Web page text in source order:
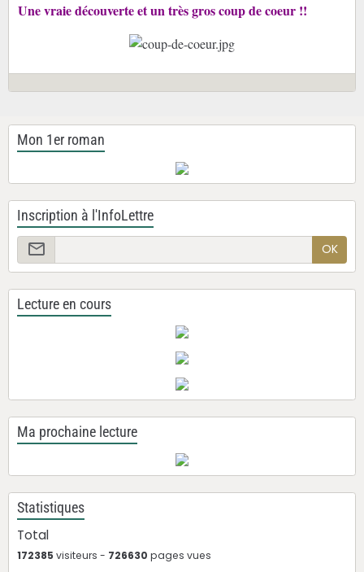
Une vraie découverte et un très gros coup de coeur !!
Mon 1er roman
Inscription à l'InfoLettre
OK
Lecture en cours
Ma prochaine lecture
Statistiques
Total
172385 visiteurs - 726630 pages vues